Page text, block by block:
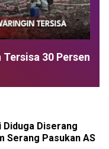
30 Persen
Diduga Diserang
Serang Pasukan AS